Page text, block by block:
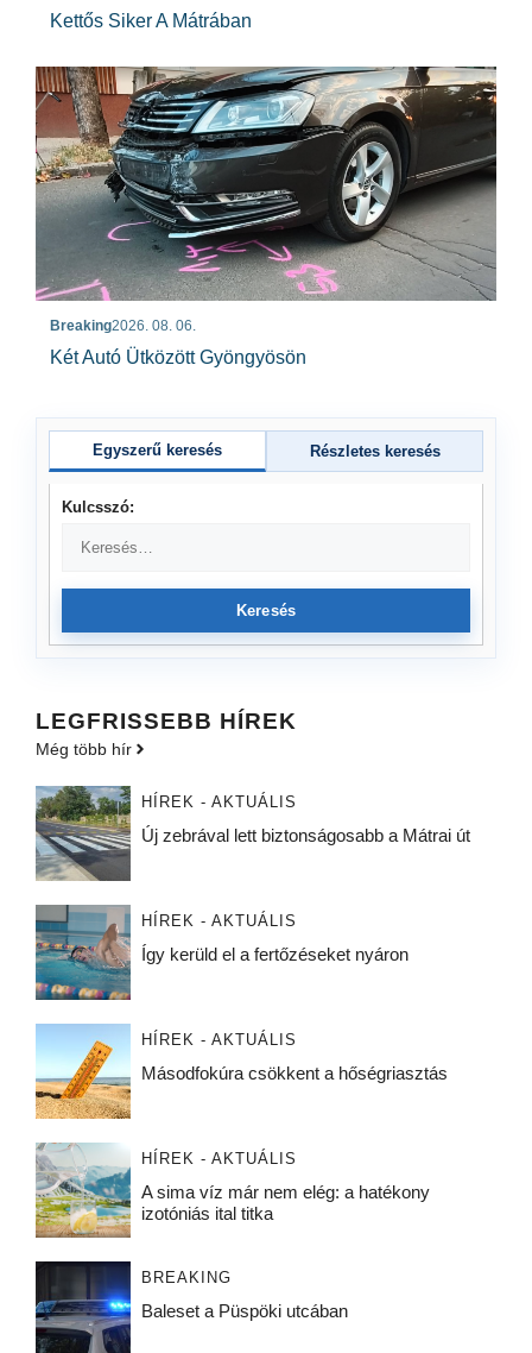
Kettős Siker A Mátrában
Breaking2026. 08. 06.
Két Autó Ütközött Gyöngyösön
Egyszerű keresés Részletes keresés
Kulcsszó:
Keresés
LEGFRISSEBB HÍREK
Még több hír
HÍREK - AKTUÁLIS
Új zebrával lett biztonságosabb a Mátrai út
HÍREK - AKTUÁLIS
Így kerüld el a fertőzéseket nyáron
HÍREK - AKTUÁLIS
Másodfokúra csökkent a hőségriasztás
HÍREK - AKTUÁLIS
A sima víz már nem elég: a hatékony
izotóniás ital titka
BREAKING
Baleset a Püspöki utcában